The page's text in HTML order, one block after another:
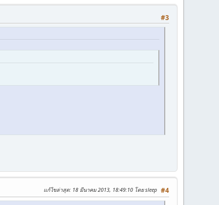
#3
#4
แก้ไขล่าสุด: 18 มีนาคม 2013, 18:49:10 โดย sleep